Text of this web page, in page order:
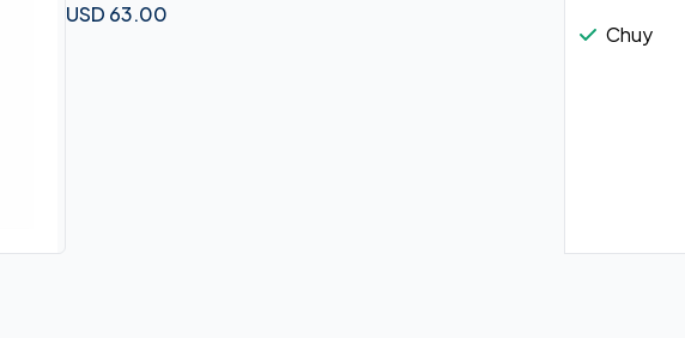
USD 63.00
Chuy